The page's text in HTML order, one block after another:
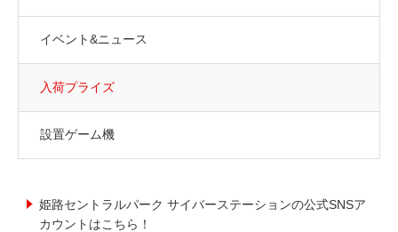
イベント&ニュース
入荷プライズ
設置ゲーム機
姫路セントラルパーク サイバーステーションの公式SNSア
カウントはこちら！